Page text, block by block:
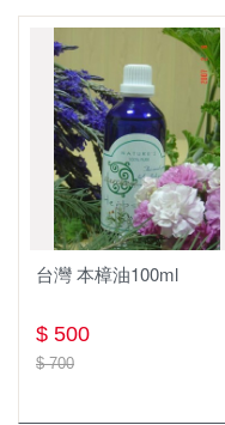
台灣 本樟油100ml
$ 500
$ 700